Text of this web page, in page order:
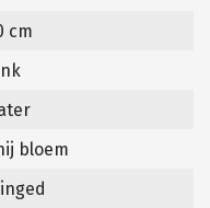
cm
bloem